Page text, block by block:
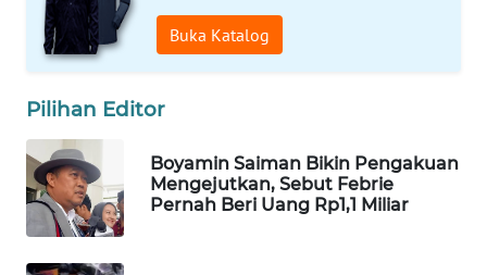
Buka Katalog
Pilihan Editor
Boyamin Saiman Bikin Pengakuan
Mengejutkan, Sebut Febrie
Pernah Beri Uang Rp1,1 Miliar
TV
WAHANANEWS
WAHANANEWS
CO ID
WAHANANEWS